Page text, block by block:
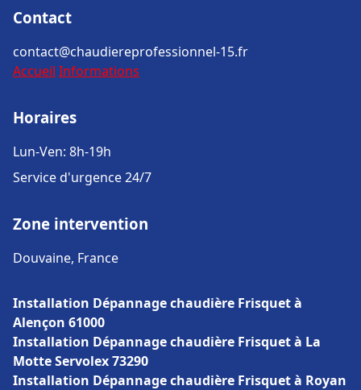
Contact
contact@chaudiereprofessionnel-15.fr
Accueil Informations
Horaires
Lun-Ven: 8h-19h
Service d'urgence 24/7
Zone intervention
Douvaine, France
Installation Dépannage chaudière Frisquet à
Alençon 61000
Installation Dépannage chaudière Frisquet à La
Motte Servolex 73290
Installation Dépannage chaudière Frisquet à Royan